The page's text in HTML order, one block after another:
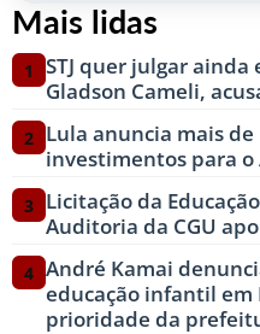
Mais lidas
1
STJ quer julgar ainda
Gladson Cameli,
2 Lula anuncia mais de
investimentos para o
3 Licitação da
Auditoria da CGU
4 André Kamai
educação infantil em
prioridade da